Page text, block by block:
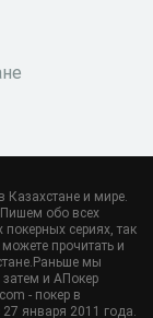
Казахстане и мире.
обо всех
сериях, так
прочитать и
мы
и АПокер
- покер в
января 2011 года.